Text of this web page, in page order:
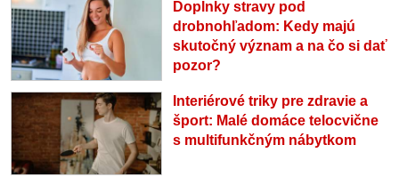
Doplnky stravy pod
drobnohľadom: Kedy majú
skutočný význam a na čo si dať
pozor?
Interiérové triky pre zdravie a
šport: Malé domáce telocvične
s multifunkčným nábytkom